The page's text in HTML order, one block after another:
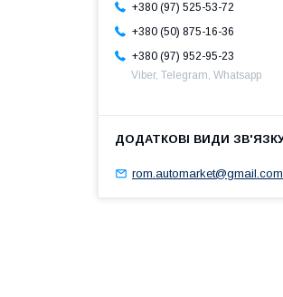
+380 (97) 525-53-72
+380 (50) 875-16-36
+380 (97) 952-95-23
Viber, Telegram, Whatsapp
rom.automarket@gmail.com